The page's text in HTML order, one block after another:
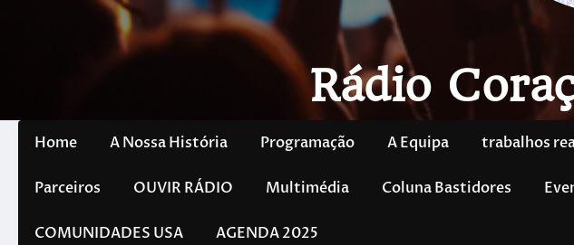
Rádio
Home A Nossa História Programação A Equipa trabalhos
Parceiros OUVIR RÁDIO Multimédia Coluna Bastidores
COMUNIDADES USA AGENDA 2025